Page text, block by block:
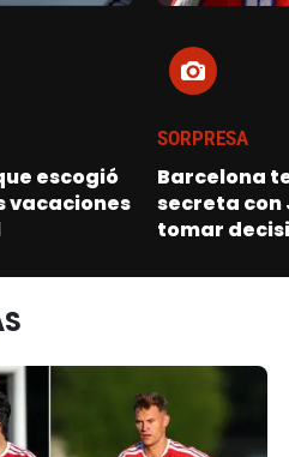
escogió
vacaciones
SORPRESA
Barcelona
secreta con
tomar